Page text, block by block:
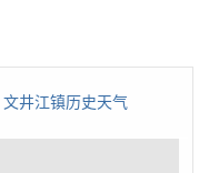
文井江镇历史天气